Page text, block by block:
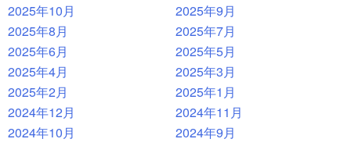
2025年10月
2025年9月
2025年8月
2025年7月
2025年6月
2025年5月
2025年4月
2025年3月
2025年2月
2025年1月
2024年12月
2024年11月
2024年10月
2024年9月